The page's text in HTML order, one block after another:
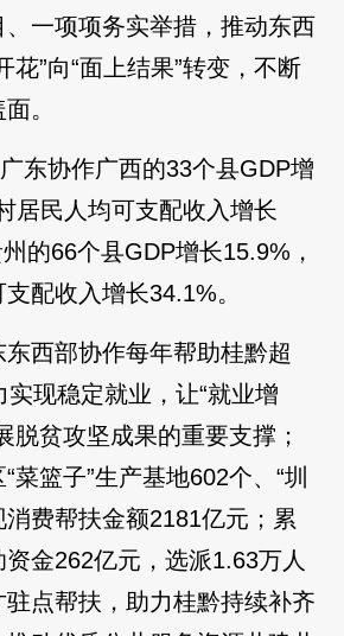
一项项务实举措，推动东西
花”向“面上结果”转变，不断
。
东协作广西的33个县GDP增
居民人均可支配收入增长
的66个县GDP增长15.9%，
配收入增长34.1%。
西部协作每年帮助桂黔超
现稳定就业，让“就业增
脱贫攻坚成果的重要支撑；
菜篮子”生产基地602个、“圳
消费帮扶金额2181亿元；累
金262亿元，选派1.63万人
点帮扶，助力桂黔持续补齐